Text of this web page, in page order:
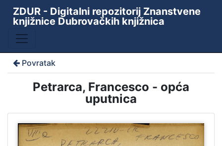
ZDUR - Digitalni repozitorij Znanstvene
knjižnice Dubrovačkih knjižnica
Povratak
Petrarca, Francesco - opća
uputnica